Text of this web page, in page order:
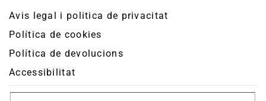
Avis legal i politica de privacitat
Política de cookies
Política de devolucions
Accessibilitat